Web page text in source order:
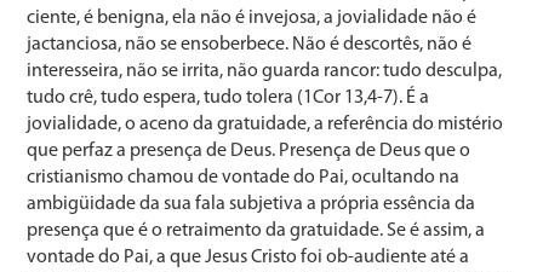
ciente, é benigna, ela não é invejosa, a jovialidade não é
jactanciosa, não se ensoberbece. Não é descortês, não é
interesseira, não se irrita, não guarda rancor: tudo descul­pa,
tudo crê, tudo espera, tudo tolera (1Cor 13,4-7). É a
jovialidade, o aceno da gratuidade, a referência do misté­rio
que perfaz a presença de Deus. Presença de Deus que o
cristianismo chamou de vontade do Pai, ocultando na
ambigüidade da sua fala subjetiva a própria essência da
presença que é o retraimento da gratuidade. Se é assim, a
vontade do Pai, a que Jesus Cristo foi ob-audiente até a